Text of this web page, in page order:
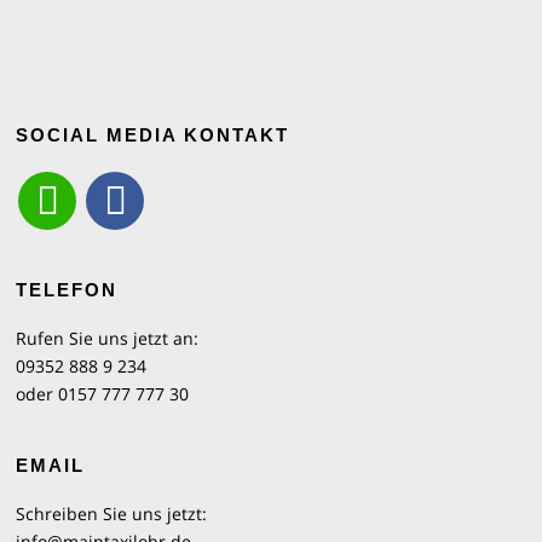
SOCIAL MEDIA KONTAKT
TELEFON
Rufen Sie uns jetzt an:
09352 888 9 234
oder 0157 777 777 30
EMAIL
Schreiben Sie uns jetzt: